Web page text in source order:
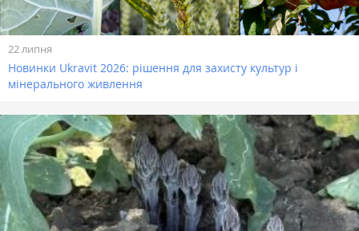
22 липня
Новинки Ukravit 2026: рішення для захисту культур і
мінерального живлення